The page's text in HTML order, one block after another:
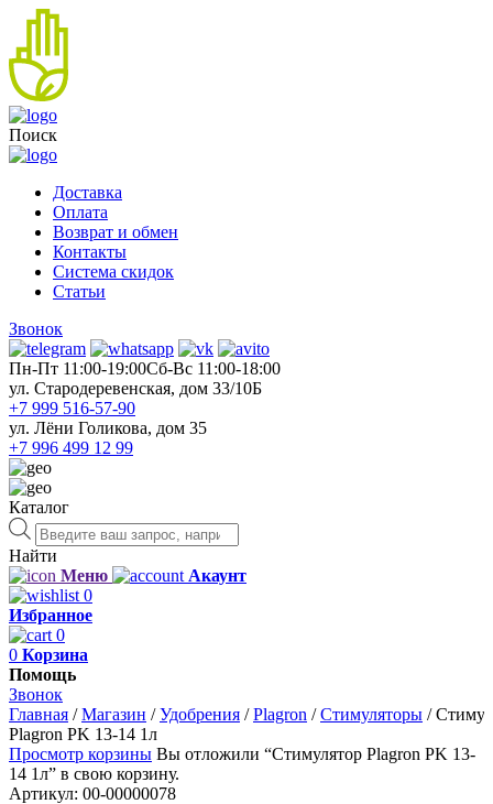
Поиск
Доставка
Оплата
Возврат и обмен
Контакты
Система скидок
Статьи
Звонок
Пн-Пт 11:00-19:00Cб-Вс 11:00-18:00
ул. Стародеревенская, дом 33/10Б
+7 999 516-57-90
ул. Лёни Голикова, дом 35
+7 996 499 12 99
Каталог
Поиск
товаров
Найти
Меню
Акаунт
0
Избранное
0
0 Корзина
Помощь
Звонок
Главная /Магазин /Удобрения /Plagron /Стимуляторы /
Plagron PK 13-14 1л
Просмотр корзины Вы отложили “Стимулятор Plagron PK 13-
14 1л” в свою корзину.
Артикул: 00-00000078